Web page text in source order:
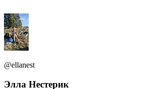
@ellanest
Элла Нестерик